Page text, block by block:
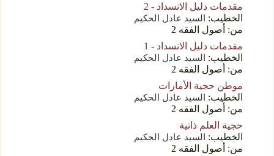
مقدمات دليل الانسداد - 2
الخطيب: السید عادل الحکیم
من: أصول الفقه 2
مقدمات دليل الانسداد - 1
الخطيب: السید عادل الحکیم
من: أصول الفقه 2
موطن حجية الأمارات
الخطيب: السید عادل الحکیم
من: أصول الفقه 2
حجية العلم ذاتية
الخطيب: السید عادل الحکیم
من: أصول الفقه 2